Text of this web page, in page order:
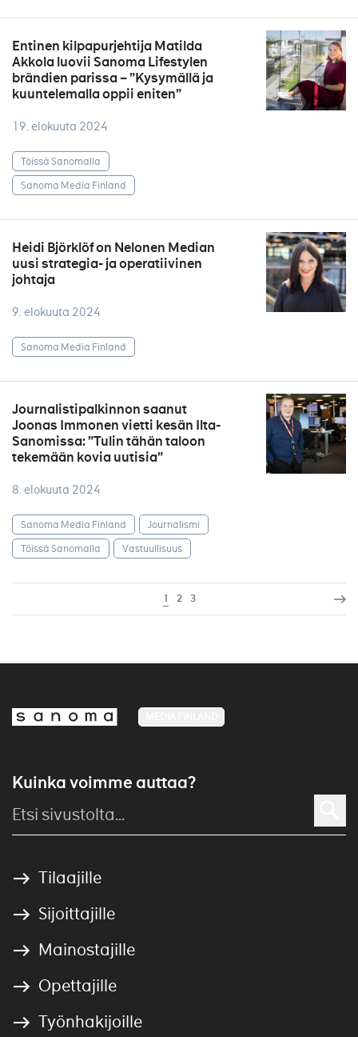
Entinen kilpapurjehtija Matilda
Akkola luovii Sanoma Lifestylen
brändien parissa – ”Kysymällä ja
kuuntelemalla oppii eniten”
19. elokuuta 2024
Töissä Sanomalla
Sanoma Media Finland
Heidi Björklöf on Nelonen Median
uusi strategia- ja operatiivinen
johtaja
9. elokuuta 2024
Sanoma Media Finland
Journalistipalkinnon saanut
Joonas Immonen vietti kesän Ilta-
Sanomissa: ”Tulin tähän taloon
tekemään kovia uutisia”
8. elokuuta 2024
Sanoma Media Finland
Journalismi
Töissä Sanomalla
Vastuullisuus
1 2 3
Kuinka voimme auttaa?
Tilaajille
Sijoittajille
Mainostajille
Opettajille
Työnhakijoille